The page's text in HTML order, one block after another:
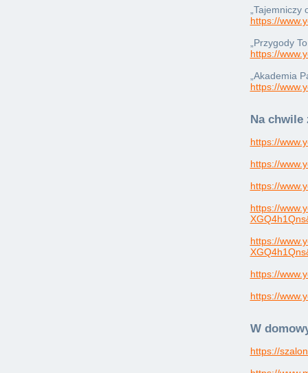
„Tajemniczy
https://
„Przygody
https://
„Akademia
https://
Na chwile
https://
https://
https://
https://
https://
https://
https://
W
https://